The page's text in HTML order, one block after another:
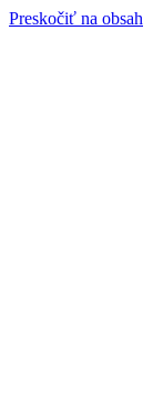
Preskočiť na obsah